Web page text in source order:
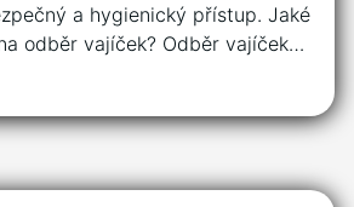
a hygienický přístup. Jaké
odběr vajíček? Odběr vajíček…